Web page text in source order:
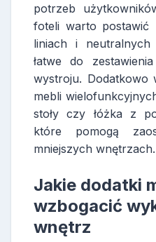
potrzeb
foteli warto postawić
liniach i
łatwe do
wystroju. Dodatkowo
mebli
stoły czy łóżka z
które pomogą
mniejszych wnętrzach.
Jakie dodatki
wzbogacić
wnętrz